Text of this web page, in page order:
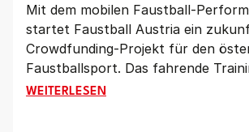
Mit dem mobilen Faustball-
startet Faustball Austria ein
Crowdfunding-Projekt für den
Faustballsport. Das fahrende
soll Vereine im ganzen Land mit
WEITERLESENCROWDFUNDING-PROJEKT: